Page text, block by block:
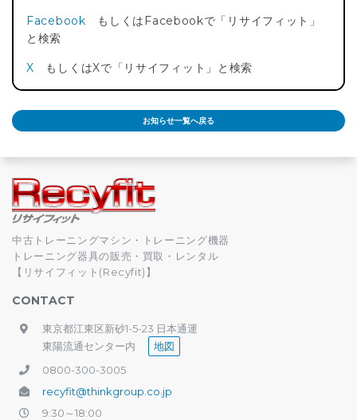
Facebook もしくはFacebookで「リサイフィット」
と検索
X もしくはXで「リサイフィット」と検索
お知らせ一覧へ戻る
中古トレーニングマシン・トレーニング機器
トレーニング器具の販売・買取・レンタル
【リサイフィット(Recyfit)】
CONTACT
東京都江東区新砂1-5-23 日本通運
東陽流通センター内
地図
0800-300-3005
recyfit@thinkgroup.co.jp
9:30～18:00